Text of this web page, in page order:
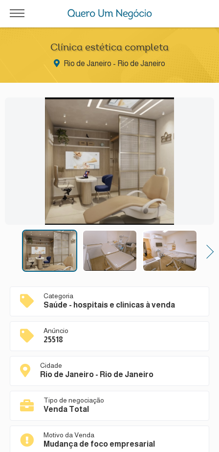
Clínica estética completa
Rio de Janeiro - Rio de Janeiro
Next
Categoria
Saúde - hospitais e clinicas à venda
Anúncio
25518
Cidade
Rio de Janeiro - Rio de Janeiro
Tipo de negociação
Venda Total
Motivo da Venda
Mudança de foco empresarial